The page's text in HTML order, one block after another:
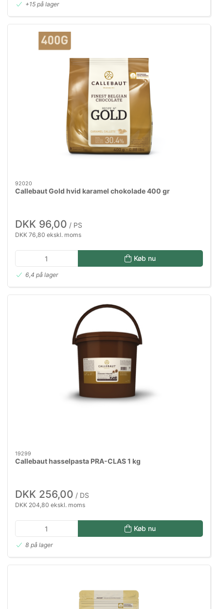
+15 på lager
92020
Callebaut Gold hvid karamel chokolade 400 gr
DKK 96,00 / PS
DKK 76,80 ekskl. moms
Køb nu
6,4 på lager
19299
Callebaut hasselpasta PRA-CLAS 1 kg
DKK 256,00 / DS
DKK 204,80 ekskl. moms
Køb nu
8 på lager